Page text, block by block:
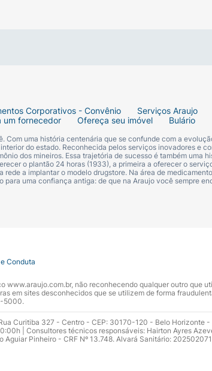
incrível para todas elas. Está pronta
possui nova tampa e rótulo alinhados
Fitagem Complex com o poder do
com nutri keratin, para definir a sua
é liberado, possui filtro UV em sua
Boom, você escolhe seu creme para
você é livre para se expressar como
separe-o em partes. Você pode usar
estivesse penteando os cabelos, de
dos cachos. Para resultados mais
a certificação Cruelty-Free da PETA,
com fios mais lindos e
Corporativos - Convênio Serviços Araujo
um fornecedor Ofereça seu imóvel Bulário
Com uma história centenária que se confunde com a
do estado. Reconhecida pelos serviços inovadores e
dos mineiros. Essa trajetória de sucesso é também uma
o plantão 24 horas (1933), a primeira a oferecer o
a implantar o modelo drugstore. Na área de
para uma confiança antiga: de que na Araujo você sempre
Conduta
www.araujo.com.br, não reconhecendo qualquer outro que
em sites desconhecidos que se utilizem de forma
5000.
Curitiba 327 - Centro - CEP: 30170-120 - Belo Horizonte
| Consultores técnicos responsáveis: Hairton Ayres
Aguiar Pinheiro - CRF Nº 13.748. Alvará Sanitário: